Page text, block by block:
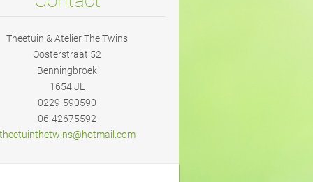
Theetuin & Atelier The Twins
Oosterstraat 52
Benningbroek
1654 JL
0229-590590
06-42675592
theetuinthetwins@hotmail .com